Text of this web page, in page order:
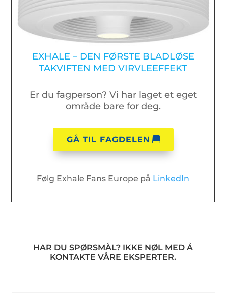
EXHALE – DEN FØRSTE BLADLØSE
TAKVIFTEN MED VIRVLEEFFEKT
Er du fagperson? Vi har laget et eget
område bare for deg.
GÅ TIL FAGDELEN
Følg Exhale Fans Europe på LinkedIn
HAR DU SPØRSMÅL? IKKE NØL MED Å
KONTAKTE VÅRE EKSPERTER.